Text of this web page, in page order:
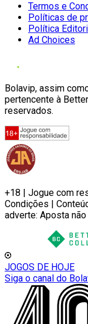
Termos e
Políticas de
Política
Ad Choices
Bolavip, assim
pertencente à
reservados.
+18 | Jogue com
Condições |
adverte: Aposta
JOGOS DE HOJE
Siga o canal do